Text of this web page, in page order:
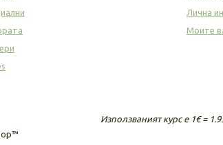
Лична
Моите
Използваният курс е 1€ =